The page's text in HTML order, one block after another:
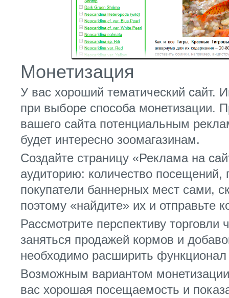
Монетизация
У вас хороший тематический сайт.
при выборе способа монетизации.
вашего сайта потенциальным
будет интересно зоомагазинам.
Создайте страницу «Реклама на
аудиторию: количество
покупатели баннерных мест сами,
поэтому «найдите» их и отправьте
Рассмотрите перспективу
заняться продажей кормов и
необходимо расширить функционал
Возможным вариантом
вас хорошая посещаемость и